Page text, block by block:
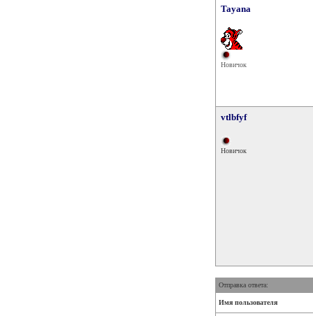
Tayana
Новичок
vtlbfyf
Новичок
Отправка ответа:
Имя пользователя